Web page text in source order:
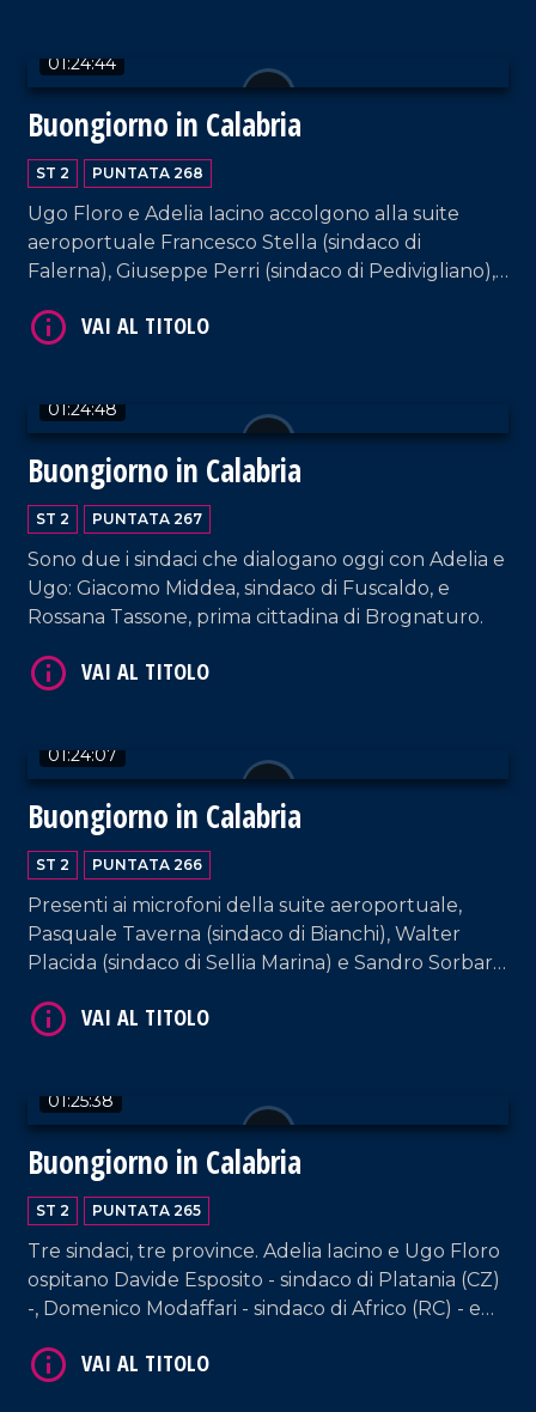
01:24:44
Buongiorno in Calabria
ST 2 PUNTATA 268
Ugo Floro e Adelia Iacino accolgono alla suite
aeroportuale Francesco Stella (sindaco di
Falerna), Giuseppe Perri (sindaco di Pedivigliano),
Mariateresa Fragomeni (sindaca di Siderno).
01:24:48
Buongiorno in Calabria
ST 2 PUNTATA 267
Sono due i sindaci che dialogano oggi con Adelia e
Ugo: Giacomo Middea, sindaco di Fuscaldo, e
Rossana Tassone, prima cittadina di Brognaturo.
01:24:07
Buongiorno in Calabria
ST 2 PUNTATA 266
Presenti ai microfoni della suite aeroportuale,
Pasquale Taverna (sindaco di Bianchi), Walter
Placida (sindaco di Sellia Marina) e Sandro Sorbara,
VAI AL TITOLO
01:25:38
Buongiorno in Calabria
ST 2 PUNTATA 265
Tre sindaci, tre province. Adelia Iacino e Ugo Floro
ospitano Davide Esposito - sindaco di Platania (CZ)
-, Domenico Modaffari - sindaco di Africo (RC) - e
d'Epiro (CS).
VAI AL TITOLO
VAI AL TITOLO